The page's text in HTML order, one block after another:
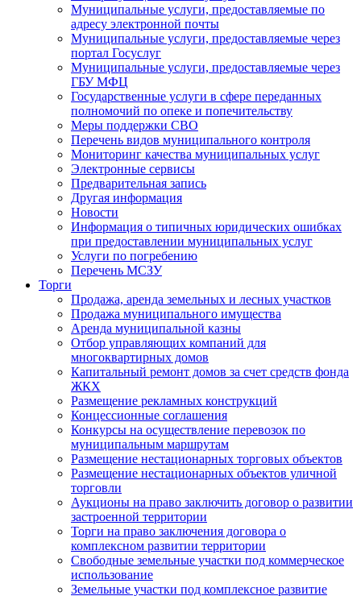
Муниципальные услуги, предоставляемые по
адресу электронной почты
Муниципальные услуги, предоставляемые через
портал Госуслуг
Муниципальные услуги, предоставляемые через
ГБУ МФЦ
Государственные услуги в сфере переданных
полномочий по опеке и попечительству
Меры поддержки СВО
Перечень видов муниципального контроля
Мониторинг качества муниципальных услуг
Электронные сервисы
Предварительная запись
Другая информация
Новости
Информация о типичных юридических ошибках
при предоставлении муниципальных услуг
Услуги по погребению
Перечень МСЗУ
Торги
Продажа, аренда земельных и лесных участков
Продажа муниципального имущества
Аренда муниципальной казны
Отбор управляющих компаний для
многоквартирных домов
Капитальный ремонт домов за счет средств фонда
ЖКХ
Размещение рекламных конструкций
Концессионные соглашения
Конкурсы на осуществление перевозок по
муниципальным маршрутам
Размещение нестационарных торговых объектов
Размещение нестационарных объектов уличной
торговли
Аукционы на право заключить договор о развитии
застроенной территории
Торги на право заключения договора о
комплексном развитии территории
Свободные земельные участки под коммерческое
использование
Земельные участки под комплексное развитие